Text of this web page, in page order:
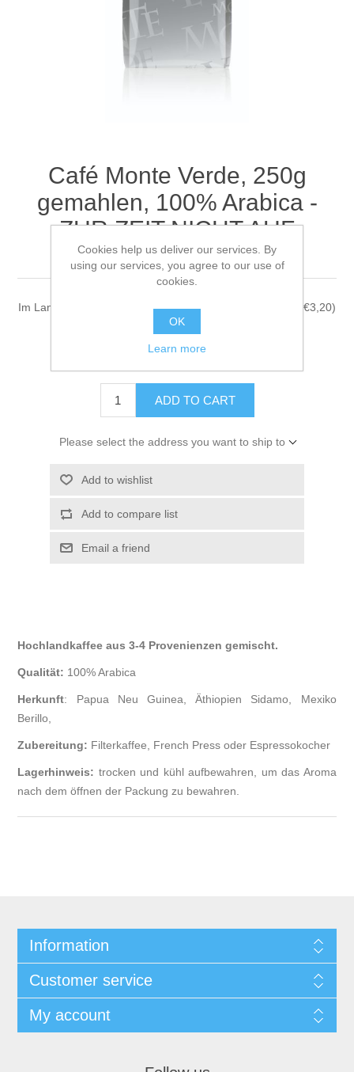
Café Monte Verde, 250g
gemahlen, 100% Arabica -
ZUR ZEIT NICHT AUF
LAGER-
Im Langzeitröstverfahren bis 18 Minuten geröstet. (100g/€3,20)
€ 7.48
ADD TO CART
Please select the address you want to ship to
Add to wishlist
Add to compare list
Email a friend
Hochlandkaffee aus 3-4 Provenienzen gemischt.
Qualität: 100% Arabica
Herkunft: Papua Neu Guinea, Äthiopien Sidamo, Mexiko
Berillo,
Zubereitung: Filterkaffee, French Press oder Espressokocher
Lagerhinweis: trocken und kühl aufbewahren, um das Aroma
nach dem öffnen der Packung zu bewahren.
Information
Customer service
My account
Cookies help us deliver our services. By
using our services, you agree to our use of
cookies.
OK
Learn more